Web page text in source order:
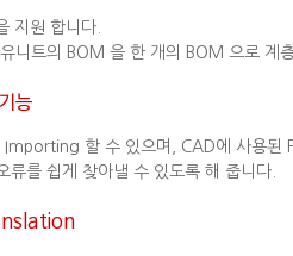
지원 합니다.
니트의 BOM 을 한 개의 BOM 으로 계
능
Importing 할 수 있으며, CAD에 사용
류를 쉽게 찾아낼 수 있도록 해 줍니다.